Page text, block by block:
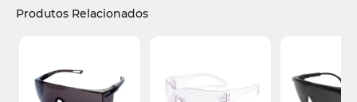
Produtos Relacionados